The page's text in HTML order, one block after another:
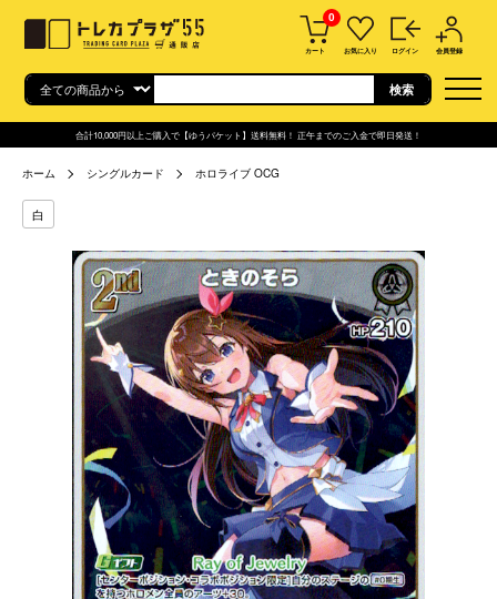
0
カート お気に入り ログイン 会員登録
合計10,000円以上ご購入で【ゆうパケット】送料無料！ 正午までのご入金で即日発送！
ホーム シングルカード ホロライブ OCG
白